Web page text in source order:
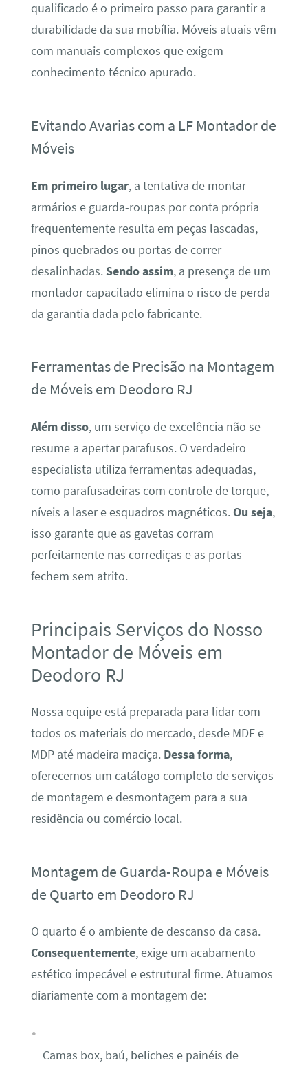
qualificado é o primeiro passo para garantir a
durabilidade da sua mobília. Móveis atuais vêm
com manuais complexos que exigem
conhecimento técnico apurado.
Evitando Avarias com a LF Montador de
Móveis
Em primeiro lugar, a tentativa de montar
armários e guarda-roupas por conta própria
frequentemente resulta em peças lascadas,
pinos quebrados ou portas de correr
desalinhadas. Sendo assim, a presença de um
montador capacitado elimina o risco de perda
da garantia dada pelo fabricante.
Ferramentas de Precisão na Montagem
de Móveis em Deodoro RJ
Além disso, um serviço de excelência não se
resume a apertar parafusos. O verdadeiro
especialista utiliza ferramentas adequadas,
como parafusadeiras com controle de torque,
níveis a laser e esquadros magnéticos.Ou seja,
isso garante que as gavetas corram
perfeitamente nas corrediças e as portas
fechem sem atrito.
Principais Serviços do Nosso
Montador de Móveis em
Deodoro RJ
Nossa equipe está preparada para lidar com
todos os materiais do mercado, desde MDF e
MDP até madeira maciça. Dessa forma,
oferecemos um catálogo completo de serviços
de montagem e desmontagem para a sua
residência ou comércio local.
Montagem de Guarda-Roupa e Móveis
de Quarto em Deodoro RJ
O quarto é o ambiente de descanso da casa.
Consequentemente, exige um acabamento
estético impecável e estrutural firme. Atuamos
diariamente com a montagem de:
Camas box, baú, beliches e painéis de